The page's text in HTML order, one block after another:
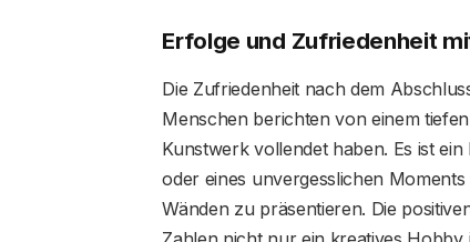
Erfolge und Zufriedenheit
Die Zufriedenheit nach dem
Menschen berichten von einem
Kunstwerk vollendet haben. Es ist
oder eines unvergesslichen
Wänden zu präsentieren. Die